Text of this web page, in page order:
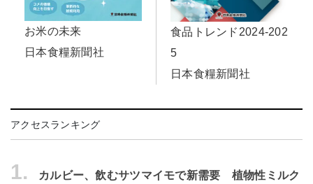
お米の未来
日本食糧新聞社
食品トレンド2024-202
5
日本食糧新聞社
アクセスランキング
1.
カルビー、飲むサツマイモで新需要 植物性ミルク